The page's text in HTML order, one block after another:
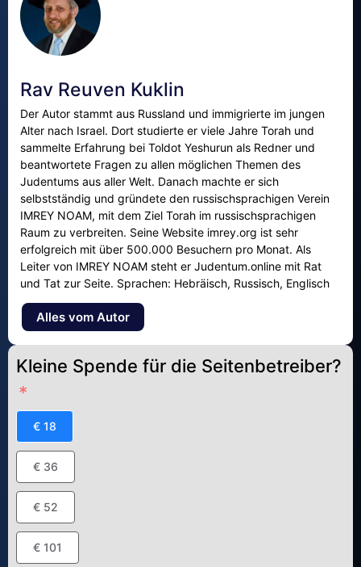
Rav Reuven Kuklin
Der Autor stammt aus Russland und immigrierte im jungen
Alter nach Israel. Dort studierte er viele Jahre Torah und
sammelte Erfahrung bei Toldot Yeshurun als Redner und
beantwortete Fragen zu allen möglichen Themen des
Judentums aus aller Welt. Danach machte er sich
selbstständig und gründete den russischsprachigen Verein
IMREY NOAM, mit dem Ziel Torah im russischsprachigen
Raum zu verbreiten. Seine Website imrey.org ist sehr
erfolgreich mit über 500.000 Besuchern pro Monat. Als
Leiter von IMREY NOAM steht er Judentum.online mit Rat
und Tat zur Seite. Sprachen: Hebräisch, Russisch, Englisch
Alles vom Autor
Kleine Spende für die Seitenbetreiber?
€ 18
€ 36
€ 52
€ 101